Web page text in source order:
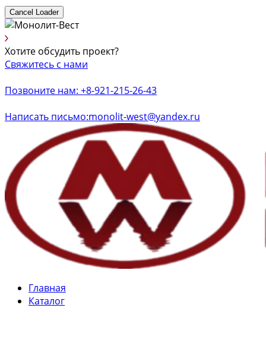
Cancel Loader
Хотите обсудить проект?
Свяжитесь с нами
Позвоните нам: +8-921-215-26-43
Написать письмо:monolit-west@yandex.ru
Главная
Каталог